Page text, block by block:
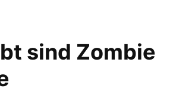
sind Zombie